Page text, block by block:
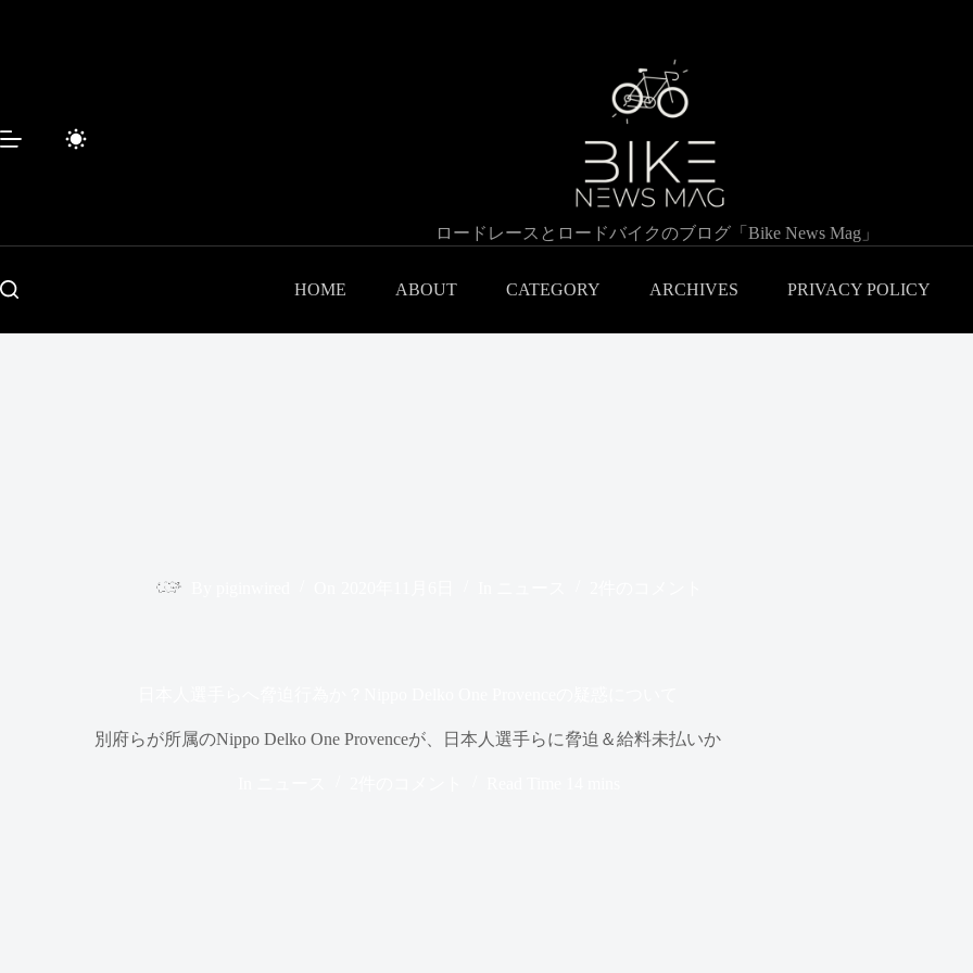
ス
ロードレースとロードバイクのブログ「Bike News Mag」
HOME ABOUT CATEGORY ARCHIVES PRIVACY POLICY
別府らが所属のNippo Delko One Provenceが、日本人選手らに脅迫＆給料未払いか